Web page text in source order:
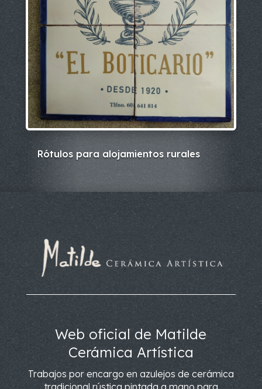
Rótulos para alojamientos rurales
Web oficial de Matilde
Cerámica Artística
Trabajos por encargo en azulejos de cerámica